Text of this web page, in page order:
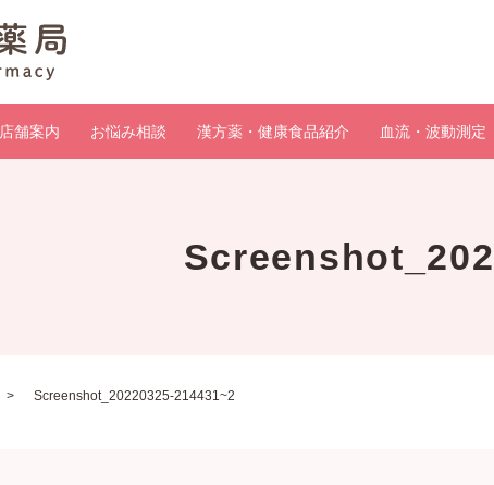
店舗案内 お悩み相談 漢方薬・健康食品紹介 血流・波動測定
Screenshot_20220325-214431~2